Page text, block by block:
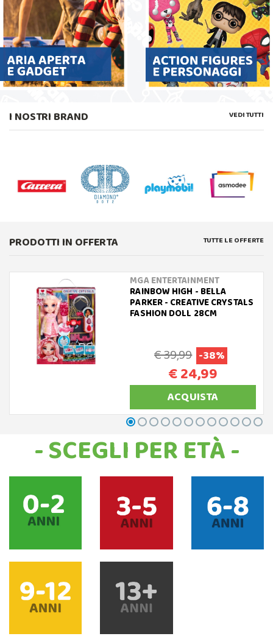
I NOSTRI BRAND VEDI TUTTI
PRODOTTI IN OFFERTA TUTTE LE OFFERTE
MGA ENTERTAINMENT
RAINBOW HIGH - BELLA
PARKER - CREATIVE CRYSTALS
FASHION DOLL 28CM
€ 39,99 -38%
€ 24,99
ACQUISTA
- SCEGLI PER ETÀ -